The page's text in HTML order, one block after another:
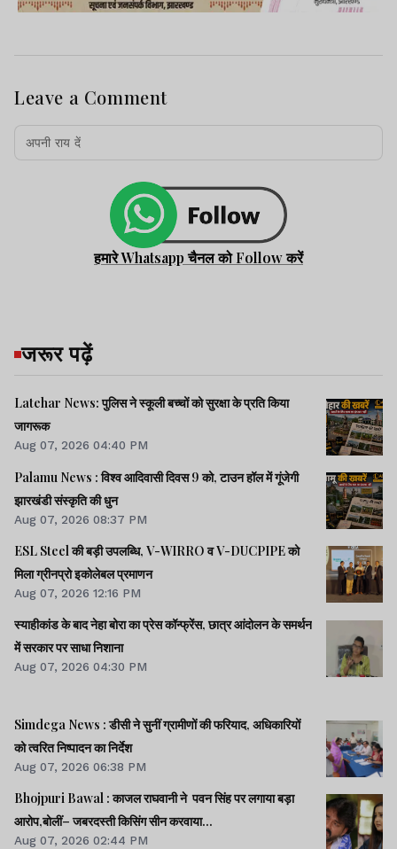
Leave a Comment
हमारे Whatsapp चैनल को Follow करें
जरूर पढ़ें
Latehar News: पुलिस ने स्कूली बच्चों को सुरक्षा के प्रति किया
जागरूक
Aug 07, 2026 04:40 PM
Palamu News : विश्व आदिवासी दिवस 9 को, टाउन हॉल में गूंजेगी
झारखंडी संस्कृति की धुन
Aug 07, 2026 08:37 PM
ESL Steel की बड़ी उपलब्धि, V-WIRRO व V-DUCPIPE को
मिला ग्रीनप्रो इकोलेबल प्रमाणन
Aug 07, 2026 12:16 PM
स्याहीकांड के बाद नेहा बोरा का प्रेस कॉन्फ्रेंस, छात्र आंदोलन के समर्थन
में सरकार पर साधा निशाना
Aug 07, 2026 04:30 PM
Simdega News : डीसी ने सुनीं ग्रामीणों की फरियाद, अधिकारियों
को त्वरित निष्पादन का निर्देश
Aug 07, 2026 06:38 PM
Bhojpuri Bawal : काजल राघवानी ने पवन सिंह पर लगाया बड़ा
आरोप,बोलीं– जबरदस्ती किसिंग सीन करवाया...
Aug 07, 2026 02:44 PM